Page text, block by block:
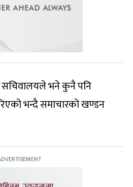
सचिवालयले भने कुनै पनि
भन्दै समाचारको खण्डन